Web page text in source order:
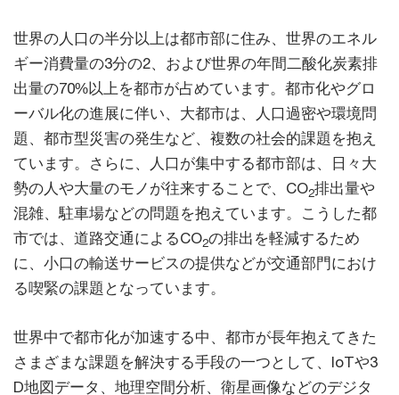
世界の人口の半分以上は都市部に住み、世界のエネル
ギー消費量の3分の2、および世界の年間二酸化炭素排
出量の70%以上を都市が占めています。都市化やグロ
ーバル化の進展に伴い、大都市は、人口過密や環境問
題、都市型災害の発生など、複数の社会的課題を抱え
ています。さらに、人口が集中する都市部は、日々大
勢の人や大量のモノが往来することで、CO2排出量や
混雑、駐車場などの問題を抱えています。こうした都
市では、道路交通によるCO2の排出を軽減するため
に、小口の輸送サービスの提供などが交通部門におけ
る喫緊の課題となっています。
世界中で都市化が加速する中、都市が長年抱えてきた
さまざまな課題を解決する手段の一つとして、IoTや3
D地図データ、地理空間分析、衛星画像などのデジタ